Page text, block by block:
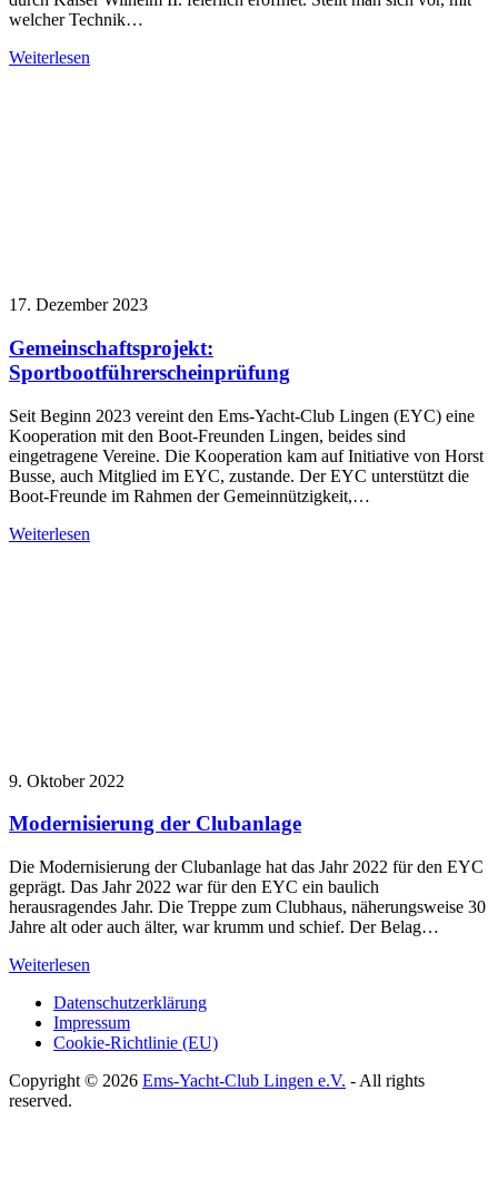
welcher Technik…
Weiterlesen
17. Dezember 2023
Gemeinschaftsprojekt:
Sportbootführerscheinprüfung
Seit Beginn 2023 vereint den Ems-Yacht-Club Lingen (EYC) eine
Kooperation mit den Boot-Freunden Lingen, beides sind
eingetragene Vereine. Die Kooperation kam auf Initiative von Horst
Busse, auch Mitglied im EYC, zustande. Der EYC unterstützt die
Boot-Freunde im Rahmen der Gemeinnützigkeit,…
Weiterlesen
9. Oktober 2022
Modernisierung der Clubanlage
Die Modernisierung der Clubanlage hat das Jahr 2022 für den EYC
geprägt. Das Jahr 2022 war für den EYC ein baulich
herausragendes Jahr. Die Treppe zum Clubhaus, näherungsweise 30
Jahre alt oder auch älter, war krumm und schief. Der Belag…
Weiterlesen
Datenschutzerklärung
Impressum
Cookie-Richtlinie (EU)
Copyright © 2026 Ems-Yacht-Club Lingen e.V. - All rights
reserved.